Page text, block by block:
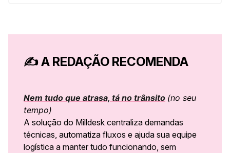
✍️A REDAÇÃO RECOMENDA
Nem tudo que atrasa, tá no trânsito (no seu
tempo)
A solução do Milldesk centraliza demandas
técnicas, automatiza fluxos e ajuda sua equipe
logística a manter tudo funcionando, sem